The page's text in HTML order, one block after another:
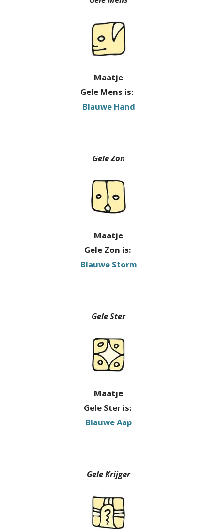
Maatje
Gele Mens is:
Blauwe Hand
Gele Zon
Maatje
Gele Zon is:
Blauwe Storm
Gele Ster
Maatje
Gele Ster is:
Blauwe Aap
Gele Krijger